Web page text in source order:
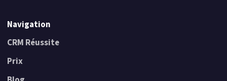
Navigation
CRM Réussite
Prix